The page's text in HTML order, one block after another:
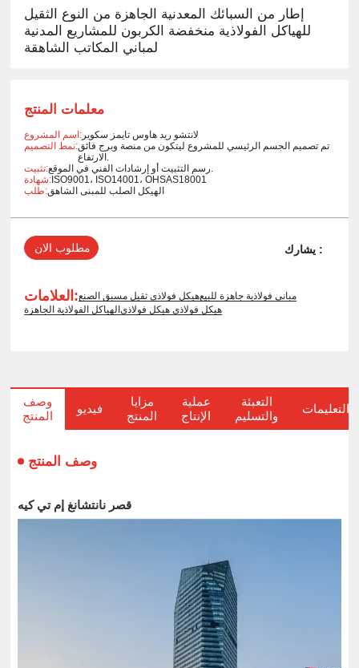
إطار من السبائك المعدنية الجاهزة من النوع الثقيل
للهياكل الفولاذية منخفضة الكربون للمشاريع المدنية
لمباني المكاتب الشاهقة
معلمات المنتج
اسم المشروع: لانتشو ريد هاوس تايمز سكوير
نمط التصميم:تم تصميم الجسم الرئيسي للمشروع ليتكون من منصة وبرج فائق
تثبيت:
شهادة:ISO9001، ISO14001، OHSAS18001
طلب:الهيكل الصلب للمبنى الشاهق
مطلوب الان يشارك :
العلامات:هيكل فولاذي ثقيل مسبق الصنعمباني فولاذية جاهزة للبيع
الهياكل الفولاذية الجاهزةهيكل فولاذي هيكل فولاذي
وصف
المنتج
فيديو
مزايا
المنتج
عملية
الإنتاج
التعبئة
والتسليم
التعليمات
وصف المنتج
قصر نانتشانغ إم تي كيه